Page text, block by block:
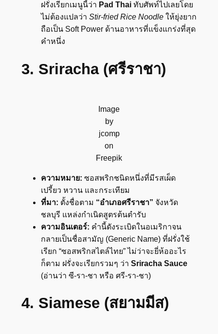
ฝรั่งเรียกเมนูนี้ว่า Pad Thaiทับศัพท์ไปเลยโดย
ไม่ต้องแปลว่า Stir-fried Rice Noodleให้ยุ่งยาก
ถือเป็น Soft Power ด้านอาหารที่แข็งแกร่งที่สุด
คำหนึ่ง
3. Sriracha (ศรีราชา)
Image
by
jcomp
on
Freepik
ความหมาย: ซอสพริกชนิดหนึ่งที่มีรสเผ็ด
เปรี้ยว หวาน และกระเทียม
ที่มา: ตั้งชื่อตาม “อำเภอศรีราชา” จังหวัด
ชลบุรี แหล่งกำเนิดสูตรต้นตำรับ
ความอินเตอร์: คำนี้ดังระเบิดในอเมริกาจน
กลายเป็นชื่อสามัญ (Generic Name) ที่ฝรั่งใช้
เรียก “ซอสพริกสไตล์ไทย” ไม่ว่าจะยี่ห้ออะไร
ก็ตาม ฝรั่งจะเรียกรวมๆ ว่า Sriracha Sauce
(อ่านว่า ซี-รา-ชา หรือ ศรี-รา-ชา)
4. Siamese (สยามมีส)